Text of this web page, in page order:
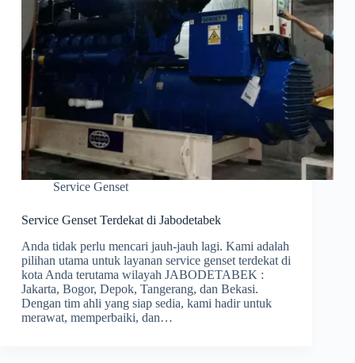
Service Genset
Service Genset Terdekat di Jabodetabek
Anda tidak perlu mencari jauh-jauh lagi. Kami adalah
pilihan utama untuk layanan service genset terdekat di
kota Anda terutama wilayah JABODETABEK :
Jakarta, Bogor, Depok, Tangerang, dan Bekasi.
Dengan tim ahli yang siap sedia, kami hadir untuk
merawat, memperbaiki, dan…